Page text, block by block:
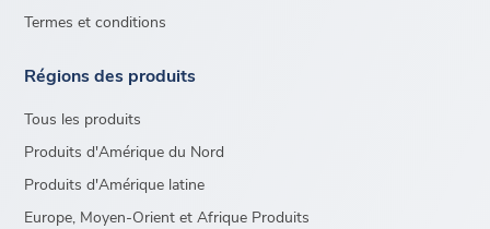
Termes et conditions
Régions des produits
Tous les produits
Produits d'Amérique du Nord
Produits d'Amérique latine
Europe, Moyen-Orient et Afrique Produits